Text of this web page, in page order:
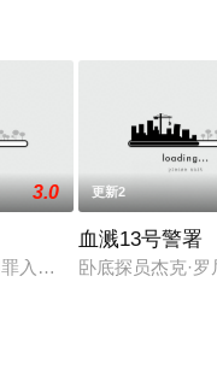
3.0
入狱，男友Remigiusz
更新2
血溅13号警署
卧底探员杰克·